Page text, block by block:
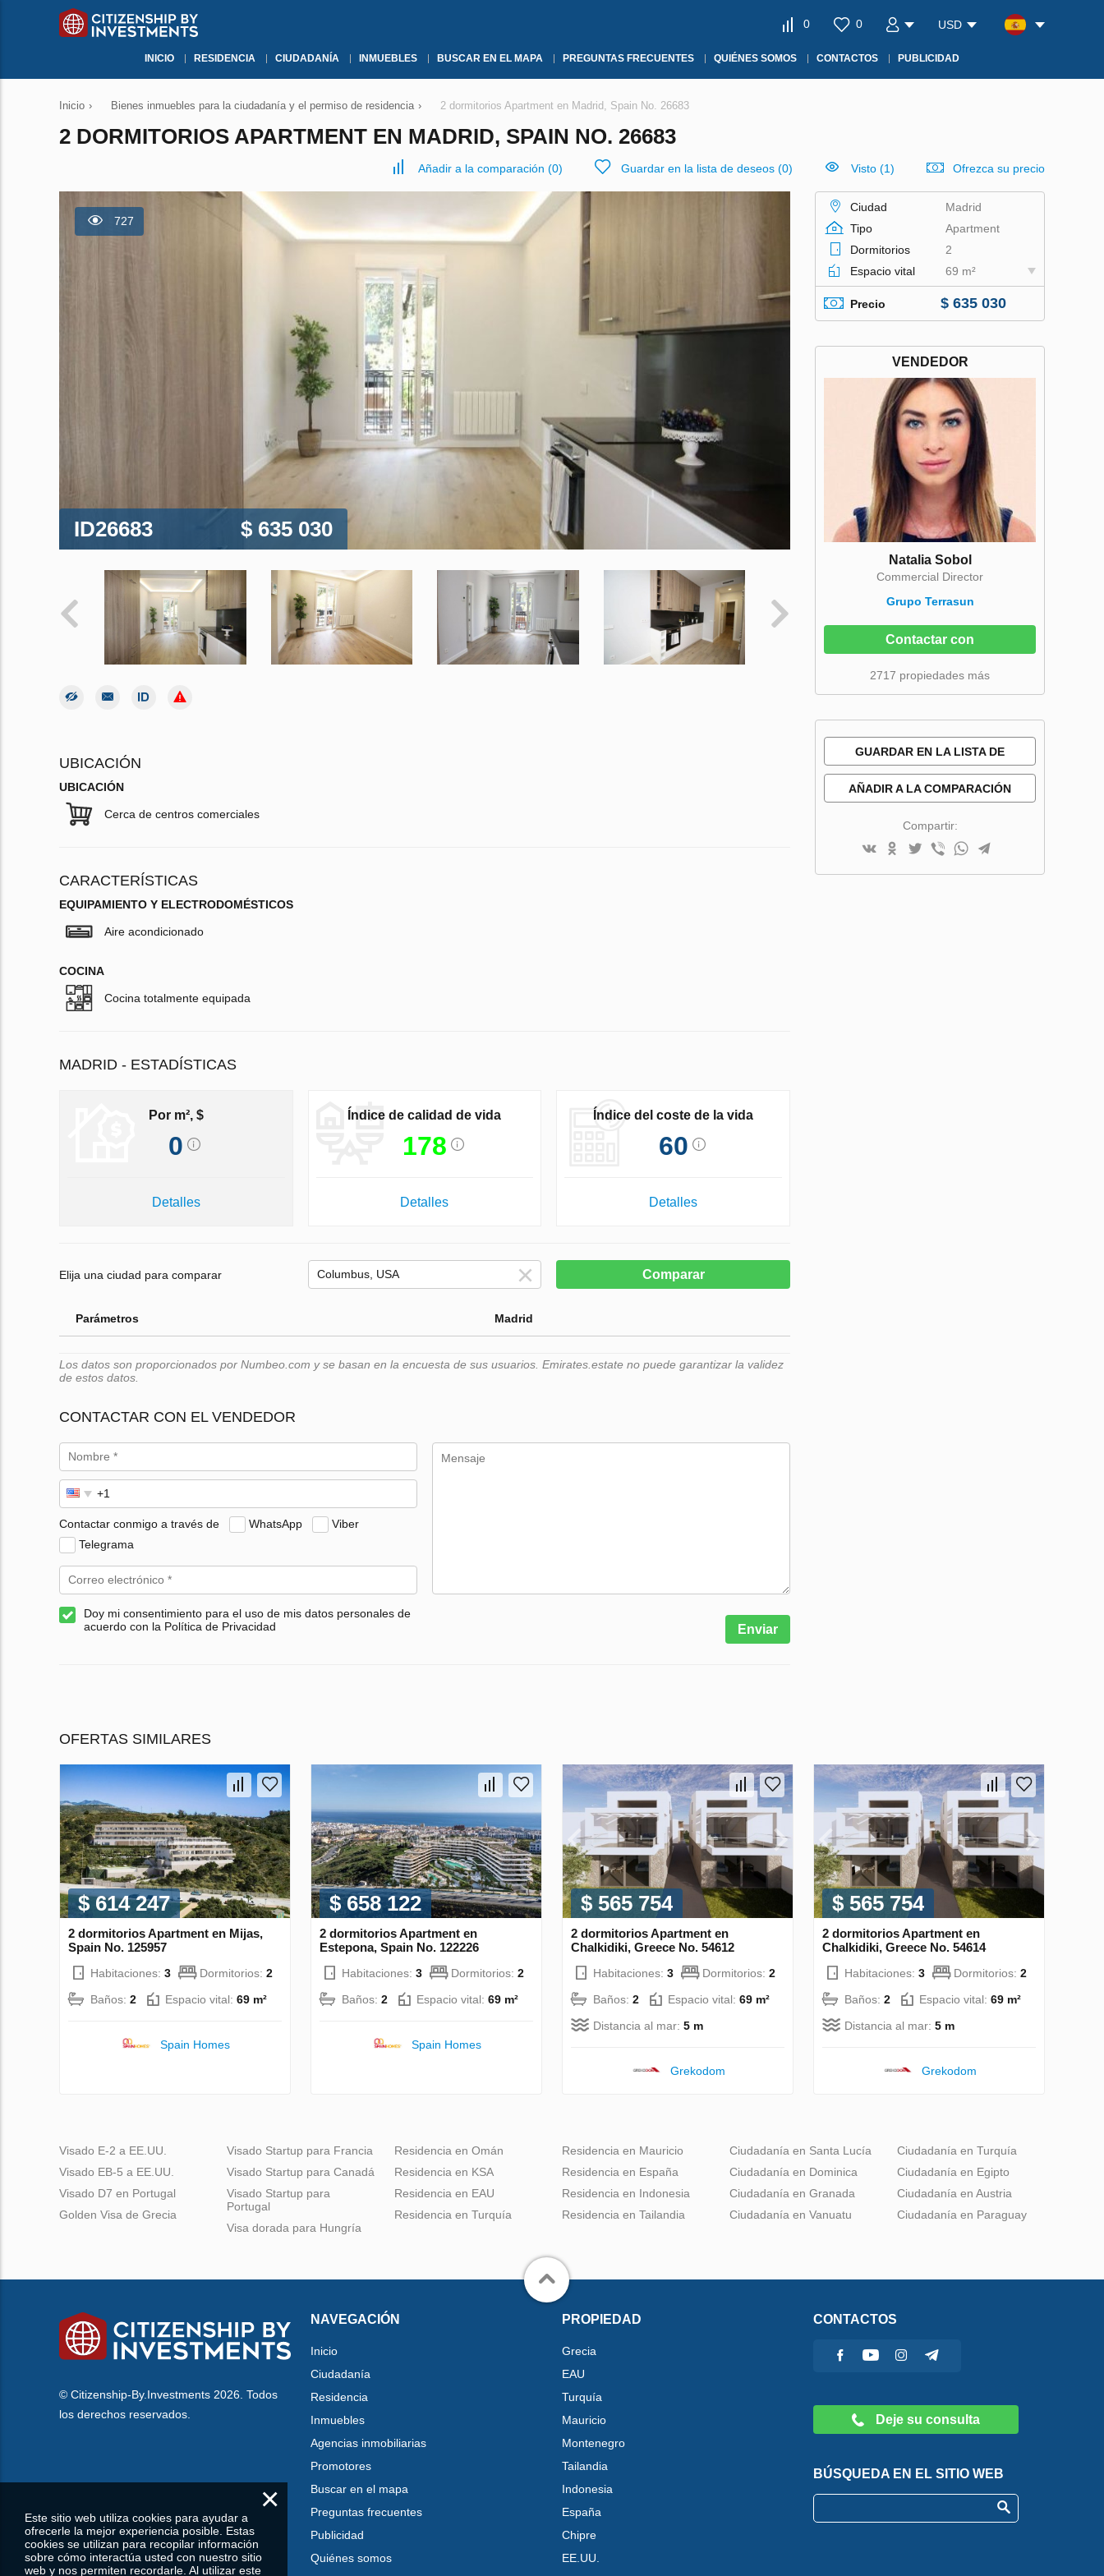
0 0 USD
INICIO RESIDENCIA CIUDADANÍA INMUEBLES BUSCAR EN EL MAPA PREGUNTAS FRECUENTES QUIÉNES SOMOS CONTACTOS PUBLICIDAD
Inicio › Bienes inmuebles para la ciudadanía y el permiso de residencia › 2 dormitorios Apartment en Madrid, Spain No. 26683
2 DORMITORIOS APARTMENT EN MADRID, SPAIN NO. 26683
Añadir a la comparación (0) Guardar en la lista de deseos (0) Visto (1) Ofrezca su precio
727
ID26683 $ 635 030
UBICACIÓN
UBICACIÓN
Cerca de centros comerciales
CARACTERÍSTICAS
EQUIPAMIENTO Y ELECTRODOMÉSTICOS
Aire acondicionado
COCINA
Cocina totalmente equipada
MADRID - ESTADÍSTICAS
Por m², $
0
Detalles
Índice de calidad de vida
178
Detalles
Índice del coste de la vida
60
Detalles
Elija una ciudad para comparar Comparar
Parámetros Madrid
Los datos son proporcionados por Numbeo.com y se basan en la encuesta de sus usuarios. Emirates.estate no puede garantizar la validez
de estos datos.
CONTACTAR CON EL VENDEDOR
Contactar conmigo a través de WhatsApp
Viber
Telegrama
Doy mi consentimiento para el uso de mis datos personales de
acuerdo con la Política de Privacidad
Enviar
Ciudad
Madrid
Tipo
Apartment
Dormitorios
2
Espacio vital
69 m²
Precio $ 635 030
VENDEDOR
Natalia Sobol
Commercial Director
Grupo Terrasun
Contactar con
2717 propiedades más
GUARDAR EN LA LISTA DE
AÑADIR A LA COMPARACIÓN
Compartir:
OFERTAS SIMILARES
$ 614 247
2 dormitorios Apartment en Mijas,
Spain No. 125957
Habitaciones: 3 Dormitorios: 2
Baños: 2 Espacio vital: 69 m²
Spain Homes
$ 658 122
2 dormitorios Apartment en
Estepona, Spain No. 122226
Habitaciones: 3 Dormitorios: 2
Baños: 2 Espacio vital: 69 m²
Spain Homes
$ 565 754
2 dormitorios Apartment en
Chalkidiki, Greece No. 54612
Habitaciones: 3 Dormitorios: 2
Baños: 2 Espacio vital: 69 m²
Distancia al mar: 5 m
Grekodom
$ 565 754
2 dormitorios Apartment en
Chalkidiki, Greece No. 54614
Habitaciones: 3 Dormitorios: 2
Baños: 2 Espacio vital: 69 m²
Distancia al mar: 5 m
Grekodom
Visado E-2 a EE.UU.
Visado EB-5 a EE.UU.
Visado D7 en Portugal
Golden Visa de Grecia
Visado Startup para Francia
Visado Startup para Canadá
Visado Startup para
Portugal
Visa dorada para Hungría
Residencia en Omán
Residencia en KSA
Residencia en EAU
Residencia en Turquía
Residencia en Mauricio
Residencia en España
Residencia en Indonesia
Residencia en Tailandia
Ciudadanía en Santa Lucía
Ciudadanía en Dominica
Ciudadanía en Granada
Ciudadanía en Vanuatu
Ciudadanía en Turquía
Ciudadanía en Egipto
Ciudadanía en Austria
Ciudadanía en Paraguay
© Citizenship-By.Investments 2026. Todos
los derechos reservados.
NAVEGACIÓN
Inicio
Ciudadanía
Residencia
Inmuebles
Agencias inmobiliarias
Promotores
Buscar en el mapa
Preguntas frecuentes
Publicidad
Quiénes somos
PROPIEDAD
Grecia
EAU
Turquía
Mauricio
Montenegro
Tailandia
Indonesia
España
Chipre
EE.UU.
CONTACTOS
Deje su consulta
BÚSQUEDA EN EL SITIO WEB
×
Este sitio web utiliza cookies para ayudar a
ofrecerle la mejor experiencia posible. Estas
cookies se utilizan para recopilar información
sobre cómo interactúa usted con nuestro sitio
web y nos permiten recordarle. Al utilizar este